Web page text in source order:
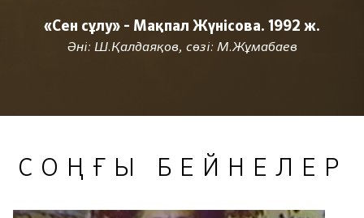
«Сен сұлу» - Мақпал Жүнісова. 1992 ж.
Әні: Ш.Қалдаяқов, сөзі: М.Жұмабаев
СОҢҒЫ БЕЙНЕЛЕР